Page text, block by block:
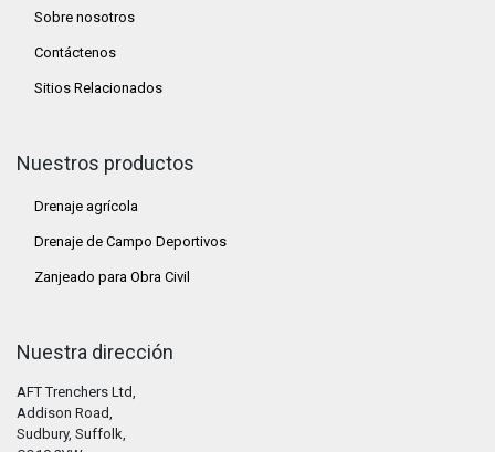
Sobre nosotros
Contáctenos
Sitios Relacionados
Nuestros productos
Drenaje agrícola
Drenaje de Campo Deportivos
Zanjeado para Obra Civil
Nuestra dirección
AFT Trenchers Ltd,
Addison Road,
Sudbury, Suffolk,